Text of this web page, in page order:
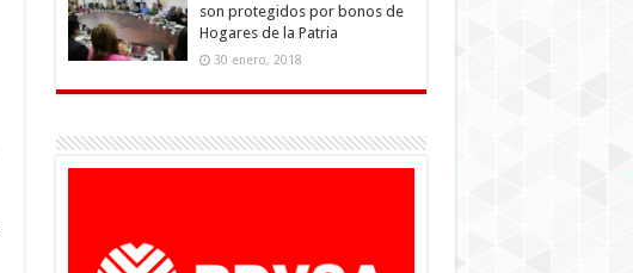
son protegidos por bonos de
Hogares de la Patria
30 enero, 2018